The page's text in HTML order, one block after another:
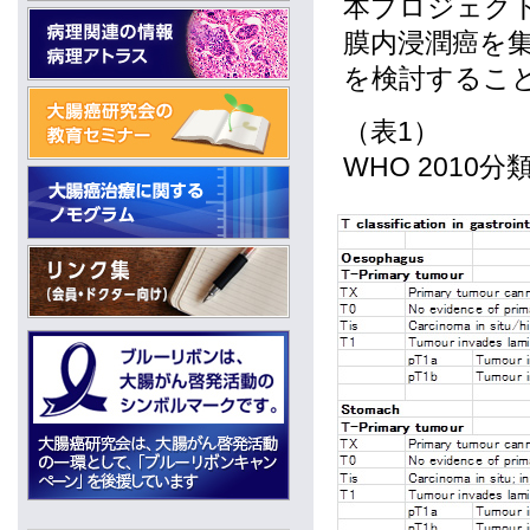
本プロジェク
膜内浸潤癌を
を検討するこ
（表1）
WHO 2010分